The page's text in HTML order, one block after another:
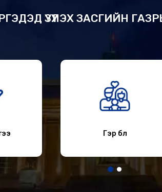
ҮЗҮҮЛЭХ ЗАСГИЙН
Гэр бүл